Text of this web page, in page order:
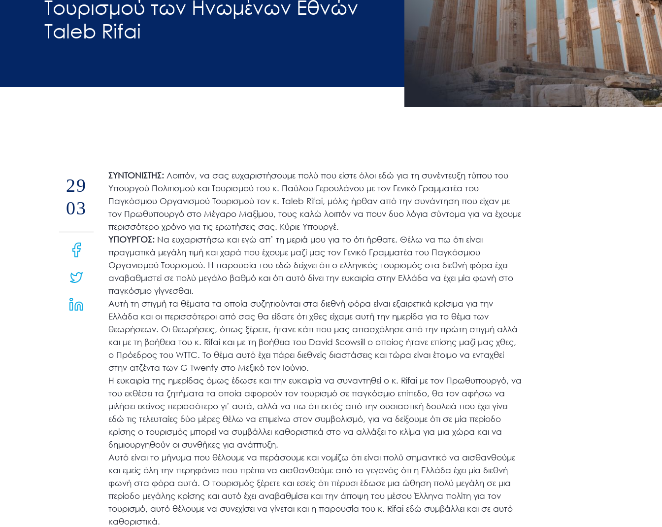
Τουρισμού των Ηνωμένων Εθνών
Taleb Rifai
29
03
ΣΥΝΤΟΝΙΣΤΗΣ: Λοιπόν, να σας ευχαριστήσουμε πολύ που είστε όλοι εδώ για τη συνέντευξη τύπου του
Υπουργού Πολιτισμού και Τουρισμού του κ. Παύλου Γερουλάνου με τον Γενικό Γραμματέα του
Παγκόσμιου Οργανισμού Τουρισμού τον κ. Τaleb Rifai, μόλις ήρθαν από την συνάντηση που είχαν με
τον Πρωθυπουργό στο Μέγαρο Μαξίμου, τους καλώ λοιπόν να πουν δυο λόγια σύντομα για να έχουμε
περισσότερο χρόνο για τις ερωτήσεις σας. Κύριε Υπουργέ.
ΥΠΟΥΡΓΟΣ: Να ευχαριστήσω και εγώ απ’ τη μεριά μου για το ότι ήρθατε. Θέλω να πω ότι είναι
πραγματικά μεγάλη τιμή και χαρά που έχουμε μαζί μας τον Γενικό Γραμματέα του Παγκόσμιου
Οργανισμού Τουρισμού. Η παρουσία του εδώ δείχνει ότι ο ελληνικός τουρισμός στα διεθνή φόρα έχει
αναβαθμιστεί σε πολύ μεγάλο βαθμό και ότι αυτό δίνει την ευκαιρία στην Ελλάδα να έχει μία φωνή στο
παγκόσμιο γίγνεσθαι.
Αυτή τη στιγμή τα θέματα τα οποία συζητιούνται στα διεθνή φόρα είναι εξαιρετικά κρίσιμα για την
Ελλάδα και οι περισσότεροι από σας θα είδατε ότι χθες είχαμε αυτή την ημερίδα για το θέμα των
θεωρήσεων. Οι θεωρήσεις, όπως ξέρετε, ήτανε κάτι που μας απασχόλησε από την πρώτη στιγμή αλλά
και με τη βοήθεια του κ. Rifai και με τη βοήθεια του David Scowsill ο οποίος ήτανε επίσης μαζί μας χθες,
ο Πρόεδρος του WTTC. Το θέμα αυτό έχει πάρει διεθνείς διαστάσεις και τώρα είναι έτοιμο να ενταχθεί
στην ατζέντα των G Twenty στο Μεξικό τον Ιούνιο.
Η ευκαιρία της ημερίδας όμως έδωσε και την ευκαιρία να συναντηθεί ο κ. Rifai με τον Πρωθυπουργό, να
του εκθέσει τα ζητήματα τα οποία αφορούν τον τουρισμό σε παγκόσμιο επίπεδο, θα τον αφήσω να
μιλήσει εκείνος περισσότερο γι’ αυτά, αλλά να πω ότι εκτός από την ουσιαστική δουλειά που έχει γίνει
εδώ τις τελευταίες δύο μέρες θέλω να επιμείνω στον συμβολισμό, για να δείξουμε ότι σε μία περίοδο
κρίσης ο τουρισμός μπορεί να συμβάλλει καθοριστικά στο να αλλάξει το κλίμα για μια χώρα και να
δημιουργηθούν οι συνθήκες για ανάπτυξη.
Αυτό είναι το μήνυμα που θέλουμε να περάσουμε και νομίζω ότι είναι πολύ σημαντικό να αισθανθούμε
και εμείς όλη την περηφάνια που πρέπει να αισθανθούμε από το γεγονός ότι η Ελλάδα έχει μία διεθνή
φωνή στα φόρα αυτά. Ο τουρισμός ξέρετε και εσείς ότι πέρυσι έδωσε μια ώθηση πολύ μεγάλη σε μια
περίοδο μεγάλης κρίσης και αυτό έχει αναβαθμίσει και την άποψη του μέσου Έλληνα πολίτη για τον
τουρισμό, αυτό θέλουμε να συνεχίσει να γίνεται και η παρουσία του κ. Rifai εδώ συμβάλλει και σε αυτό
καθοριστικά.